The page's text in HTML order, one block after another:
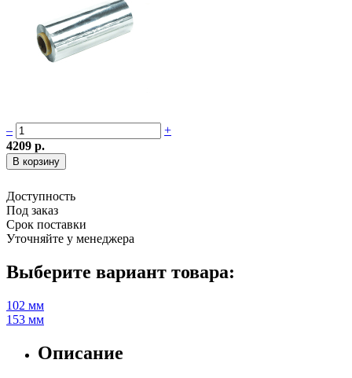
–
+
4209 р.
Доступность
Под заказ
Срок поставки
Уточняйте у менеджера
Выберите вариант товара:
102 мм
153 мм
Описание